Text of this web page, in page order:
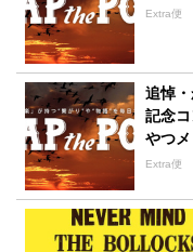
Extra便
追悼
記念
やつメ
Extra便